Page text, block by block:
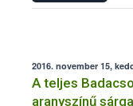
2016. november 15,
A teljes
aranyszínű